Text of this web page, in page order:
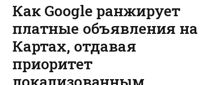
Как Google ранжирует
платные объявления на
Картах, отдавая
приоритет
локализованным